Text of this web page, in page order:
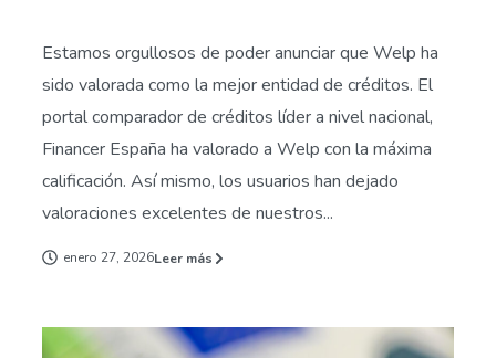
Estamos orgullosos de poder anunciar que Welp ha
sido valorada como la mejor entidad de créditos. El
portal comparador de créditos líder a nivel nacional,
Financer España ha valorado a Welp con la máxima
calificación. Así mismo, los usuarios han dejado
valoraciones excelentes de nuestros...
enero 27, 2026Leer más